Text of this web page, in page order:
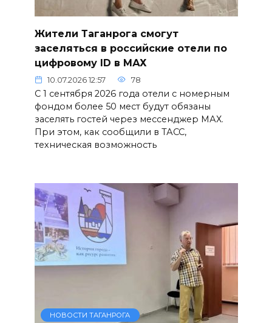
Жители Таганрога смогут
заселяться в российские отели по
цифровому ID в МАХ
10.07.2026 12:57 78
С 1 сентября 2026 года отели с номерным
фондом более 50 мест будут обязаны
заселять гостей через мессенджер МАХ.
При этом, как сообщили в ТАСС,
техническая возможность
НОВОСТИ ТАГАНРОГА